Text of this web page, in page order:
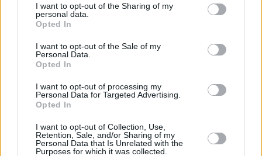
de su consentimiento, pero usted tiene el derecho de
rechazar tal procesamiento. Sus preferencias se aplicarán
cualquier momento entrando de nuevo en este sitio web o
visitando nuestra política de privacidad.
I want to opt-out of the Sharing of my
personal data.
Opted In
I want to opt-out of the Sale of my
Personal Data.
Opted In
I want to opt-out of processing my
Personal Data for Targeted Advertising.
Opted In
I want to opt-out of Collection, Use,
Retention, Sale, and/or Sharing of my
Personal Data that Is Unrelated with the
Purposes for which it was collected.